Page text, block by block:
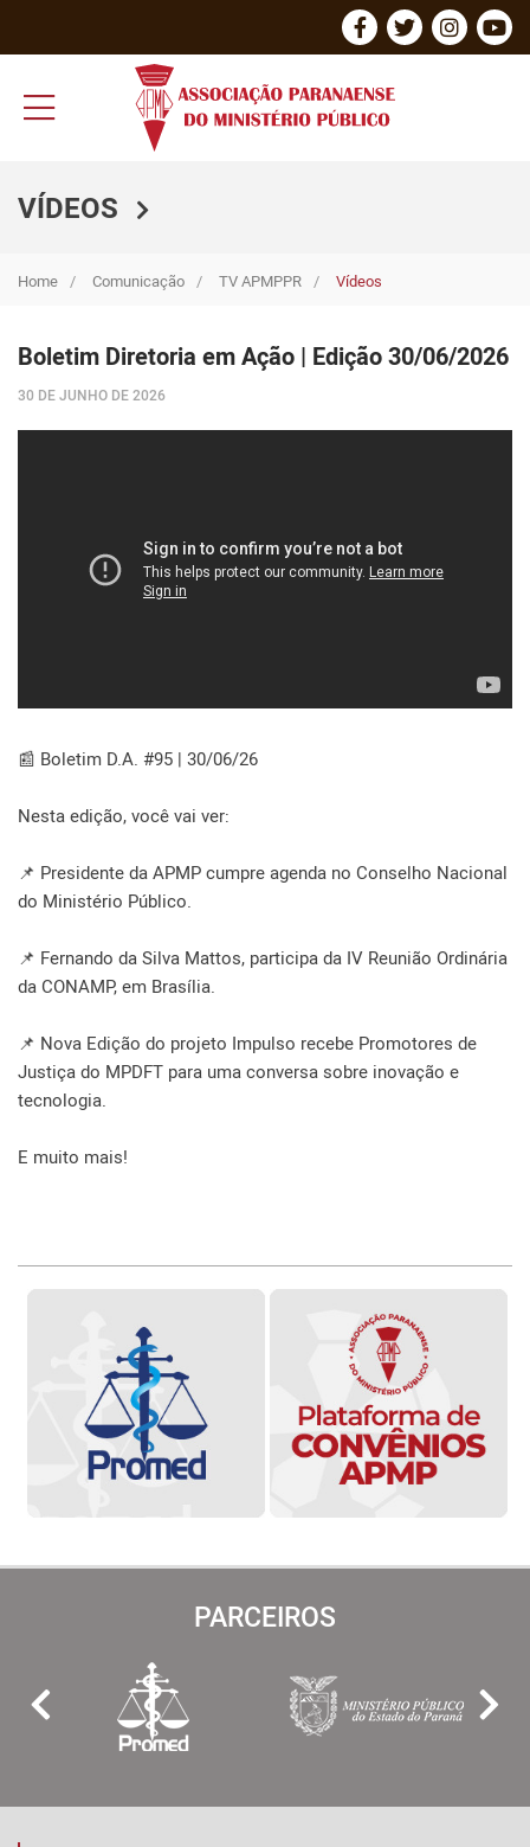
VÍDEOS
Home Comunicação TV APMPPR Vídeos
Boletim Diretoria em Ação | Edição 30/06/2026
30 DE JUNHO DE 2026
📰 Boletim D.A. #95 | 30/06/26
Nesta edição, você vai ver:
📌 Presidente da APMP cumpre agenda no Conselho Nacional
do Ministério Público.
📌 Fernando da Silva Mattos, participa da IV Reunião Ordinária
da CONAMP, em Brasília.
📌 Nova Edição do projeto Impulso recebe Promotores de
Justiça do MPDFT para uma conversa sobre inovação e
tecnologia.
E muito mais!
PARCEIROS